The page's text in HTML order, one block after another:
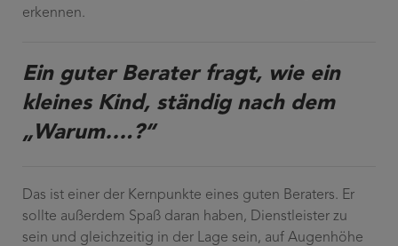
erkennen.
Ein guter Berater fragt, wie ein
kleines Kind, ständig nach dem
„Warum….?“
Das ist einer der Kernpunkte eines guten Beraters. Er
sollte außerdem Spaß daran haben, Dienstleister zu
sein und gleichzeitig in der Lage sein, auf Augenhöhe